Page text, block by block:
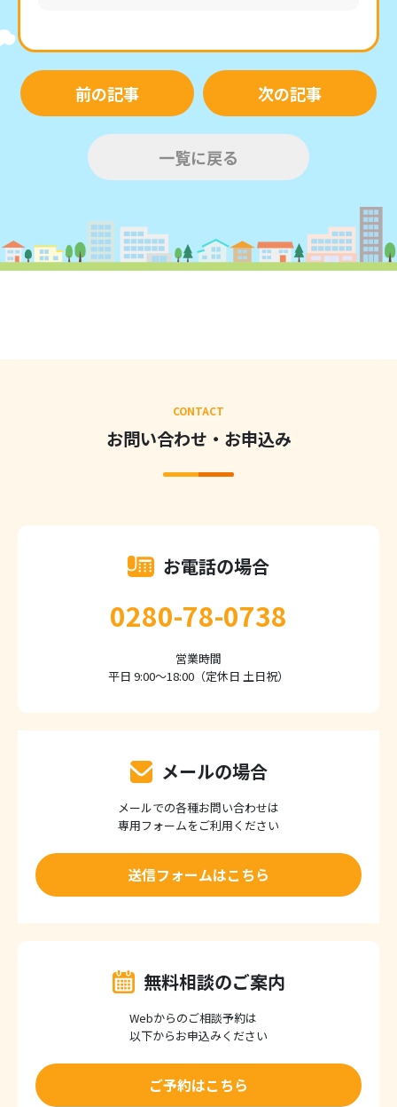
前の記事 次の記事
一覧に戻る
CONTACT
お問い合わせ・お申込み
お電話の場合
0280-78-0738
営業時間
平日 9:00～18:00（定休日 土日祝）
メールの場合
メールでの各種お問い合わせは
専用フォームをご利用ください
送信フォームはこちら
無料相談のご案内
Webからのご相談予約は
以下からお申込みください
ご予約はこちら